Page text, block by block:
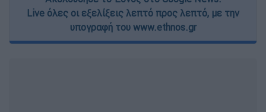
Live όλες οι εξελίξεις λεπτό προς λεπτό, με την
υπογραφή του www.ethnos.gr